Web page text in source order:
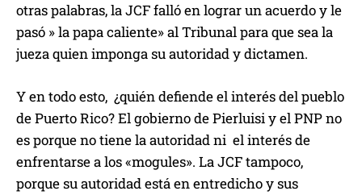
otras palabras, la JCF falló en lograr un acuerdo y le
pasó » la papa caliente» al Tribunal para que sea la
jueza quien imponga su autoridad y dictamen.
Y en todo esto, ¿quién defiende el interés del pueblo
de Puerto Rico? El gobierno de Pierluisi y el PNP no
es porque no tiene la autoridad ni el interés de
enfrentarse a los «mogules». La JCF tampoco,
porque su autoridad está en entredicho y sus